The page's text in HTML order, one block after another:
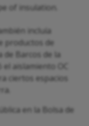
of insulation.
incluía
productos de
de Barcos de la
aislamiento OC
ciertos espacios
en la Bolsa de